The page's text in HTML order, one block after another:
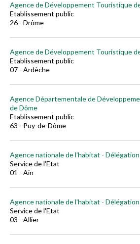
Agence de Développement Touristique
Etablissement public
26 - Drôme
Agence de Développement Touristique
Etablissement public
07 - Ardèche
Agence Départementale de
de Dôme
Etablissement public
63 - Puy-de-Dôme
Agence nationale de l'habitat - Délégation
Service de l'Etat
01 - Ain
Agence nationale de l'habitat -
Service de l'Etat
03 - Allier